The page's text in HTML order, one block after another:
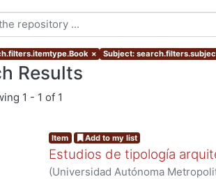
× Subject:
Results
1 - 1 of 1
Item Add to my list
Estudios de tipología
(Universidad Autónoma